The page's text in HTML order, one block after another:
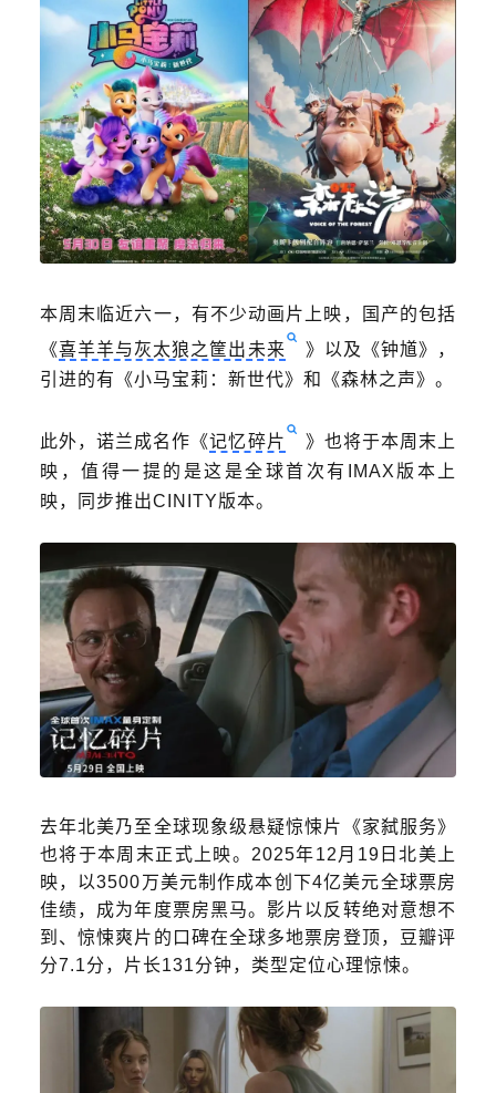
本周末临近六一，有不少动画片上映，国产的包括
《喜羊羊与灰太狼之筐出未来
》以及《钟馗》，
引进的有《小马宝莉：新世代》和《森林之声》。
此外，诺兰成名作《记忆碎片
》也将于本周末上
映，值得一提的是这是全球首次有IMAX版本上
映，同步推出CINITY版本。
去年北美乃至全球现象级悬疑惊悚片《家弑服务》
也将于本周末正式上映。2025年12月19日北美上
映，以3500万美元制作成本创下4亿美元全球票房
佳绩，成为年度票房黑马。影片以反转绝对意想不
到、惊悚爽片的口碑在全球多地票房登顶，豆瓣评
分7.1分，片长131分钟，类型定位心理惊悚。